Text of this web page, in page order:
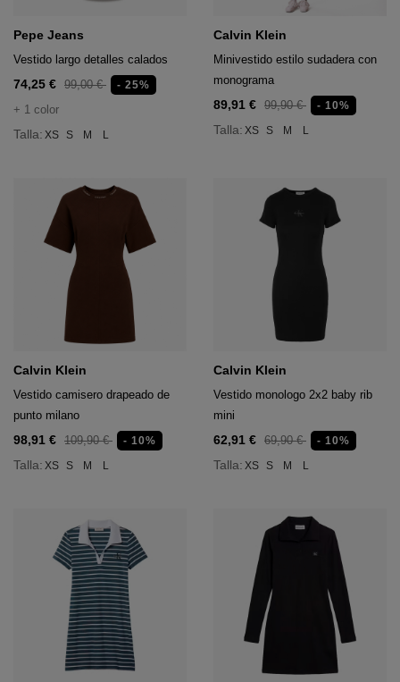
Pepe Jeans
Vestido largo detalles calados
74,25 € 99,00 € - 25%
+ 1 color
Talla: XS S M L
Calvin Klein
Minivestido estilo sudadera con
monograma
89,91 € 99,90 € - 10%
Talla: XS S M L
Calvin Klein
Vestido camisero drapeado de
punto milano
98,91 € 109,90 € - 10%
Talla: XS S M L
Calvin Klein
Vestido monologo 2x2 baby rib
mini
62,91 € 69,90 € - 10%
Talla: XS S M L